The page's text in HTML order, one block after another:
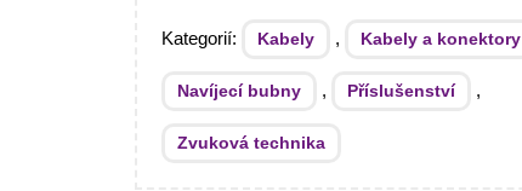
Kategorií: Kabely , Kabely a konektory
Navíjecí bubny , Příslušenství ,
Zvuková technika